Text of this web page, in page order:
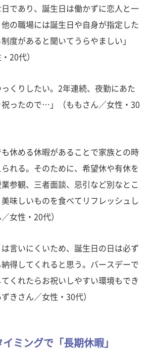
日であり、誕生日は働かずに恋人と一
の職場には誕生日や自身が指定した
度があると聞いてうらやましい」
20代）
っくりしたい。2年連続、夜勤にあた
祝ったので…」（ももさん／女性・30
も休める休暇があることで家族との時
れる。そのために、希望休や有休を
参観、三者面談、忌引など別なとこ
味しいものを食べてリフレッシュし
女性・20代）
は言いにくいため、誕生日の日は必ず
得してくれると思う。バースデーで
くれたらお祝いしやすい環境もでき
きさん／女性・30代）
ミングで「長期休暇」